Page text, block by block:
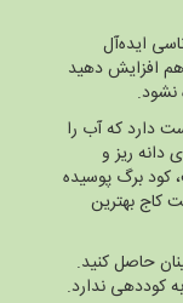
ایده‌آل
افزایش دهید
نشود.
دارد که آب را
‌ریز و
کود برگ پوسیده
کاج بهترین
حاصل کنید.
کوددهی ندارد.